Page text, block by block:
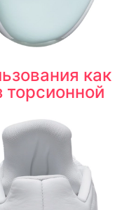
как
торсионной